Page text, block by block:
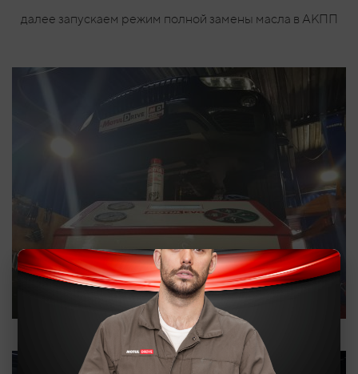
далее запускаем режим полной замены масла в АКПП